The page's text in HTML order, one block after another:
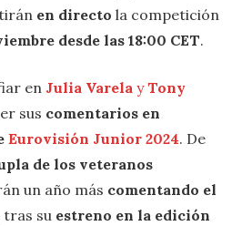
en directo la competición
desde las 18:00 CET.
en Julia Varela yTony
sus comentarios en
Eurovisión Junior 2024. De
de los veteranos
un año más comentando el
tras su estreno en la edición